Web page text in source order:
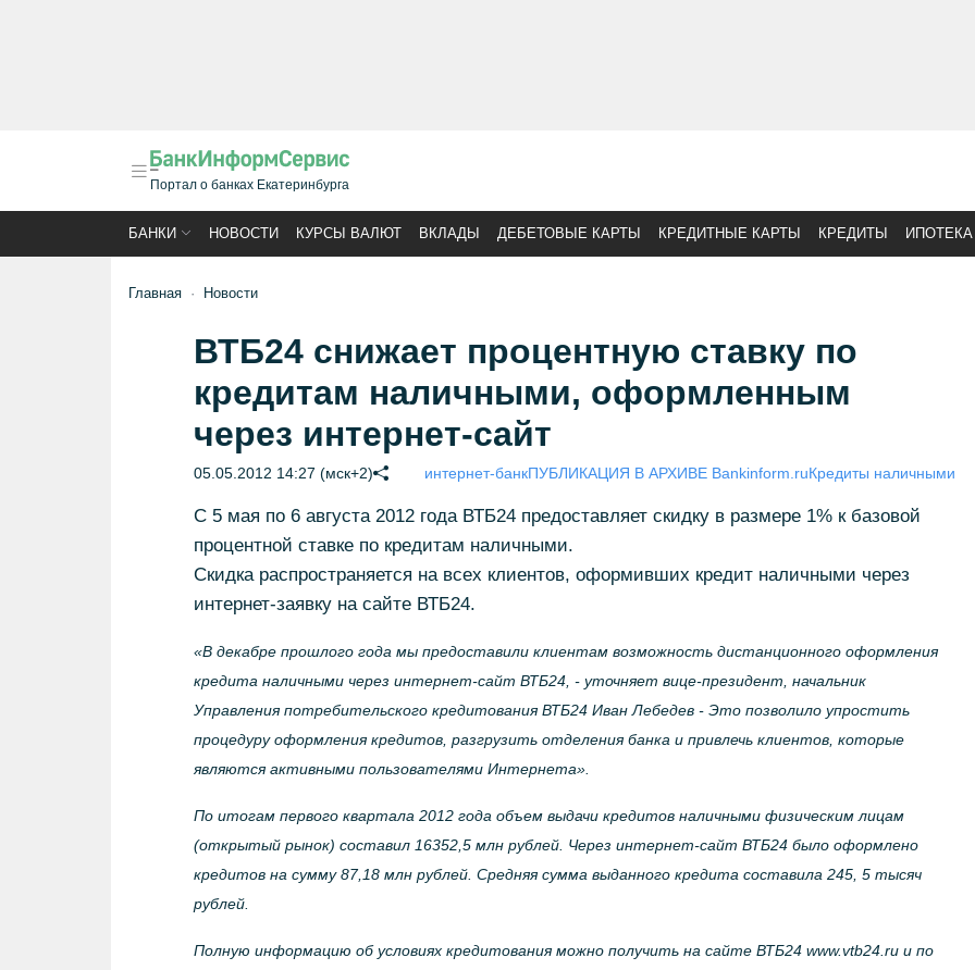
Портал о банках Екатеринбурга
БАНКИ НОВОСТИ КУРСЫ ВАЛЮТ ВКЛАДЫ ДЕБЕТОВЫЕ КАРТЫ КРЕДИТНЫЕ КАРТЫ КРЕДИТЫ ИПОТЕКА
Главная Новости
ВТБ24 снижает процентную ставку по
кредитам наличными, оформленным
через интернет-сайт
05.05.2012 14:27 (мск+2) интернет-банкПУБЛИКАЦИЯ В АРХИВЕ Bankinform.ruКредиты наличными
С 5 мая по 6 августа 2012 года ВТБ24 предоставляет скидку в размере 1% к базовой
процентной ставке по кредитам наличными.
Скидка распространяется на всех клиентов, оформивших кредит наличными через
интернет-заявку на сайте ВТБ24.
«В декабре прошлого года мы предоставили клиентам возможность дистанционного оформления
кредита наличными через интернет-сайт ВТБ24, - уточняет вице-президент, начальник
Управления потребительского кредитования ВТБ24 Иван Лебедев - Это позволило упростить
процедуру оформления кредитов, разгрузить отделения банка и привлечь клиентов, которые
являются активными пользователями Интернета».
По итогам первого квартала 2012 года объем выдачи кредитов наличными физическим лицам
(открытый рынок) составил 16352,5 млн рублей. Через интернет-сайт ВТБ24 было оформлено
кредитов на сумму 87,18 млн рублей. Средняя сумма выданного кредита составила 245, 5 тысяч
рублей.
Полную информацию об условиях кредитования можно получить на сайте ВТБ24 www.vtb24.ru и по